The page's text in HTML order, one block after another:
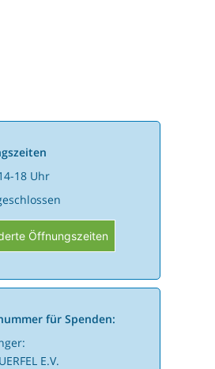
18 Uhr
Öffnungszeiten
für Spenden:
E.V.